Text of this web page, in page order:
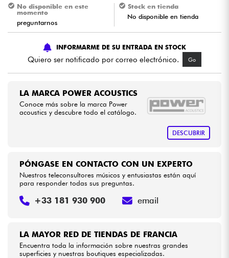
Violines y cuarteto
Niños
Cables & Acces.
Bundle
No disponible en este
momento
preguntarnos
Stock en tienda
No disponible en tienda
INFORMARME DE SU ENTRADA EN STOCK
Quiero ser notificado por correo electrónico. Go
LA MARCA POWER ACOUSTICS
Conoce más sobre la marca Power
acoustics y descubre todo el catálogo.
DESCUBRIR
LA MAYOR RED DE TIENDAS DE FRANCIA
Encuentra toda la información sobre nuestras grandes
superficies y nuestras boutiques especializadas.
PÓNGASE EN CONTACTO CON UN EXPERTO
Nuestros teleconsultores músicos y entusiastas están aquí
para responder todas sus preguntas.
+33 181 930 900 email